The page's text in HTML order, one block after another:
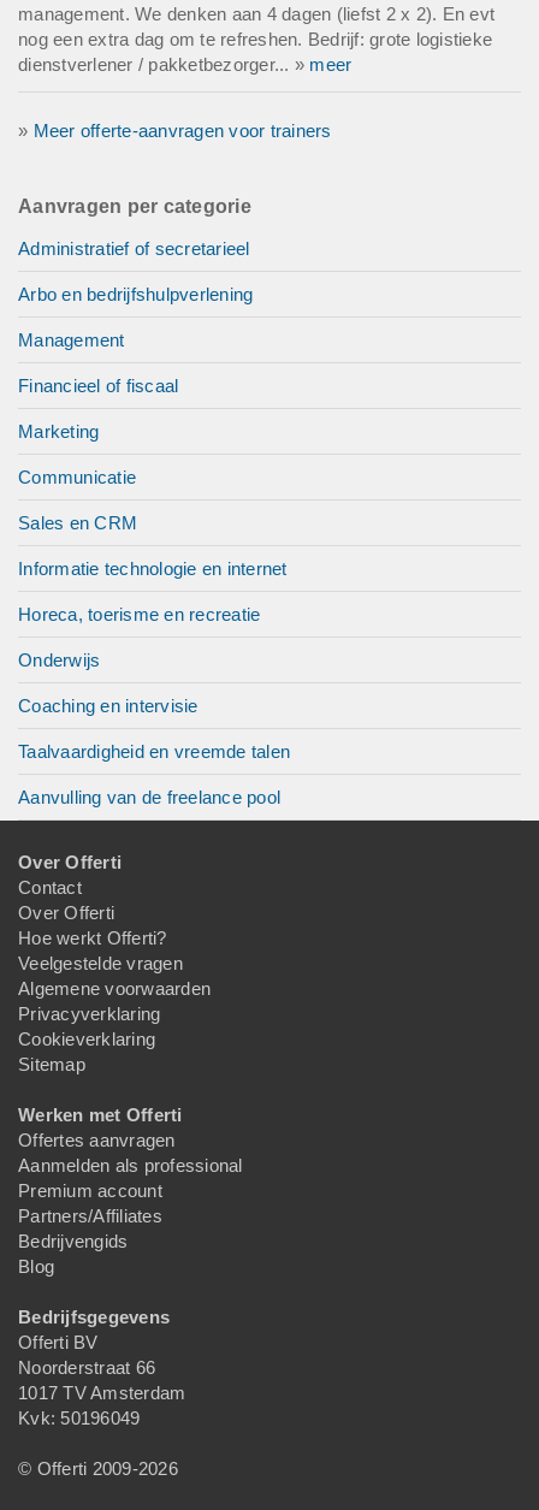
management. We denken aan 4 dagen (liefst 2 x 2). En evt
nog een extra dag om te refreshen. Bedrijf: grote logistieke
dienstverlener / pakketbezorger... » meer
» Meer offerte-aanvragen voor trainers
Aanvragen per categorie
Administratief of secretarieel
Arbo en bedrijfshulpverlening
Management
Financieel of fiscaal
Marketing
Communicatie
Sales en CRM
Informatie technologie en internet
Horeca, toerisme en recreatie
Onderwijs
Coaching en intervisie
Taalvaardigheid en vreemde talen
Aanvulling van de freelance pool
Over Offerti
Contact
Over Offerti
Hoe werkt Offerti?
Veelgestelde vragen
Algemene voorwaarden
Privacyverklaring
Cookieverklaring
Sitemap
Werken met Offerti
Offertes aanvragen
Aanmelden als professional
Premium account
Partners/Affiliates
Bedrijvengids
Blog
Bedrijfsgegevens
Offerti BV
Noorderstraat 66
1017 TV Amsterdam
Kvk: 50196049
© Offerti 2009-2026